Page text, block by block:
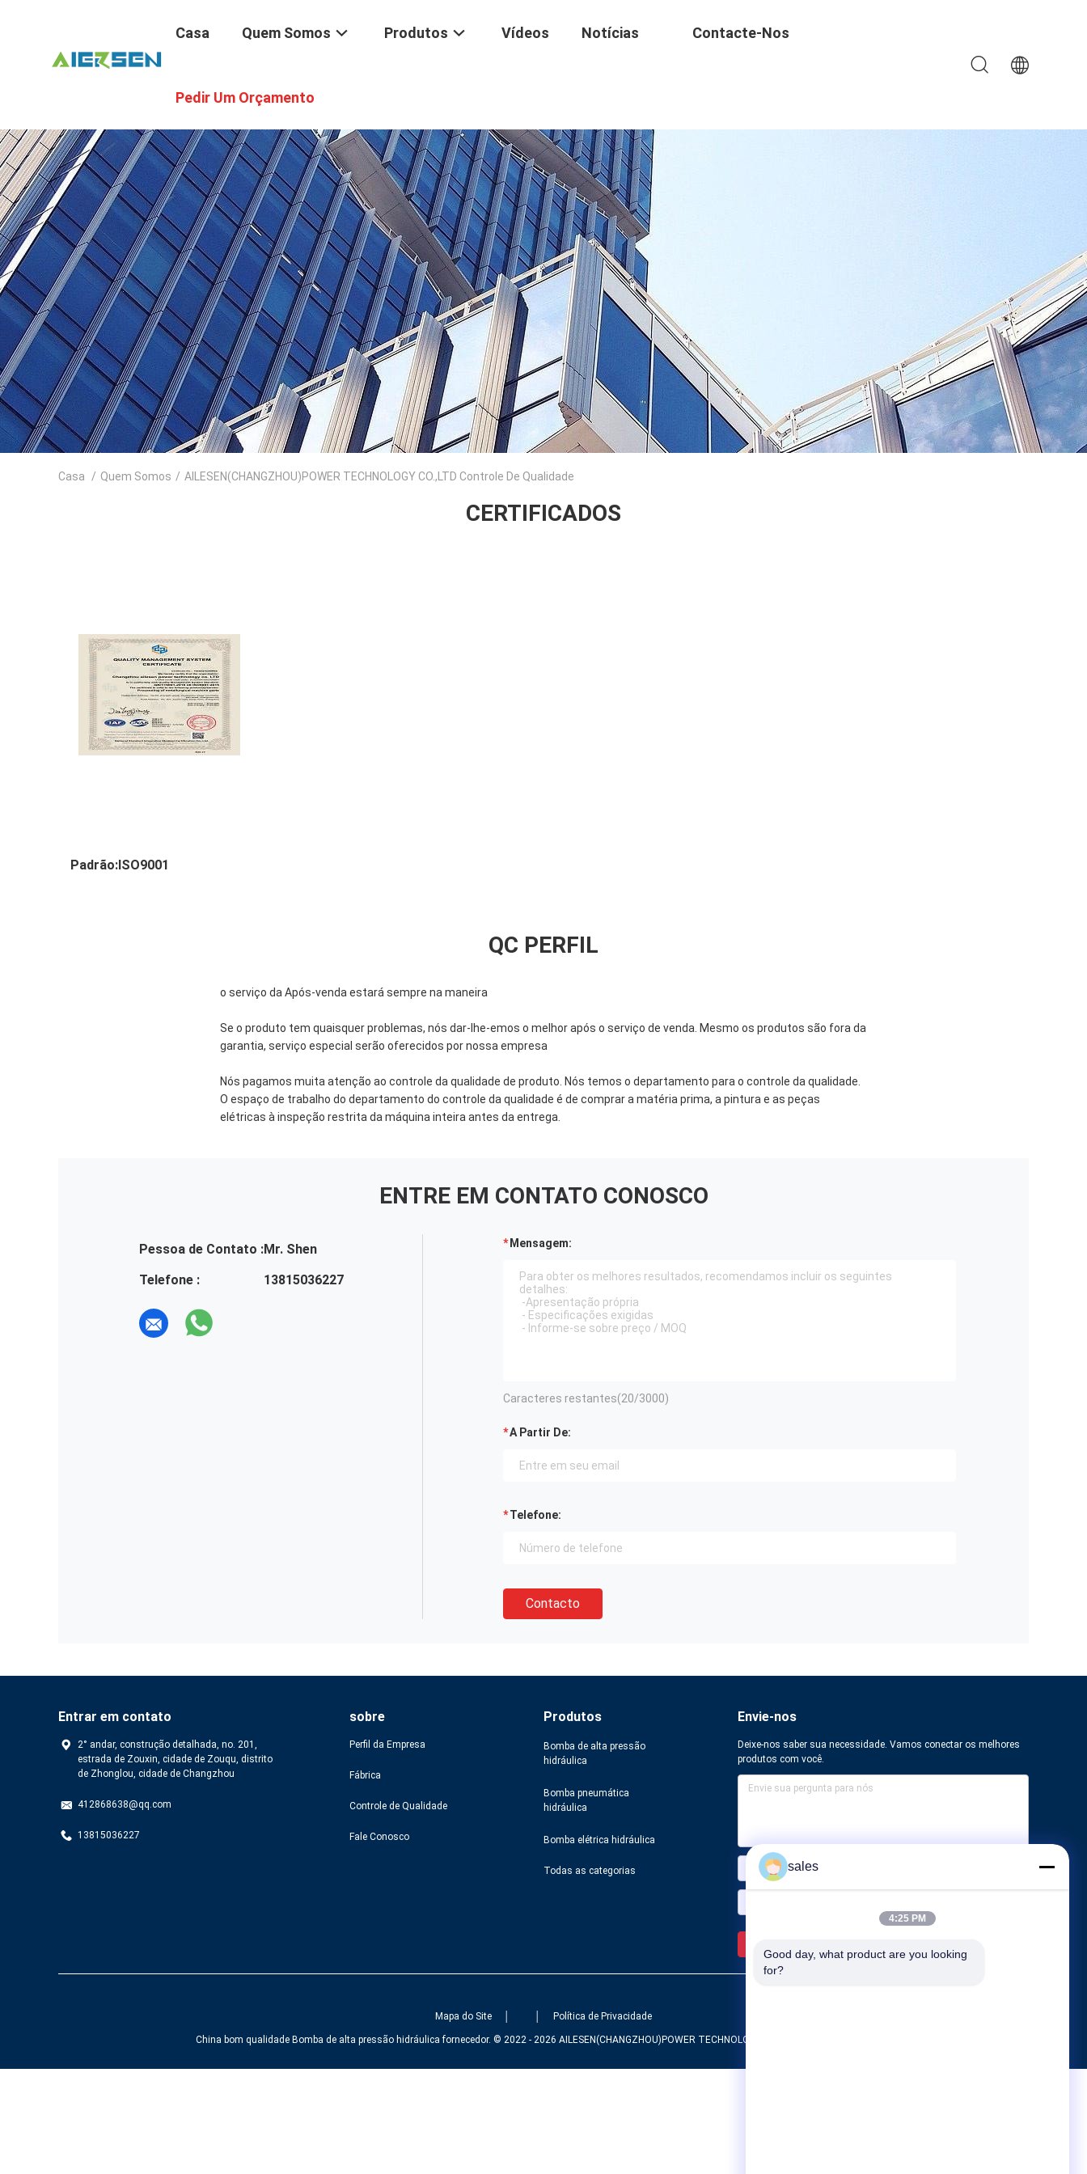
Casa Quem Somos Produtos Vídeos Notícias Contacte-Nos
Pedir Um Orçamento
Casa / Quem Somos / AILESEN(CHANGZHOU)POWER TECHNOLOGY CO.,LTD Controle De Qualidade
CERTIFICADOS
Padrão:ISO9001
QC PERFIL
o serviço da Após-venda estará sempre na maneira
Se o produto tem quaisquer problemas, nós dar-lhe-emos o melhor após o serviço de venda. Mesmo os produtos são fora da
garantia, serviço especial serão oferecidos por nossa empresa
Nós pagamos muita atenção ao controle da qualidade de produto. Nós temos o departamento para o controle da qualidade.
O espaço de trabalho do departamento do controle da qualidade é de comprar a matéria prima, a pintura e as peças
elétricas à inspeção restrita da máquina inteira antes da entrega.
ENTRE EM CONTATO CONOSCO
Pessoa de Contato :Mr. Shen
Telefone :
13815036227
Mensagem:
Caracteres restantes(20/3000)
A Partir De:
Telefone:
Contacto
Entrar em contato
2° andar, construção detalhada, no. 201,
estrada de Zouxin, cidade de Zouqu, distrito
de Zhonglou, cidade de Changzhou
412868638@qq.com
13815036227
sobre
Perfil da Empresa
Fábrica
Controle de Qualidade
Fale Conosco
Produtos
Bomba de alta pressão
hidráulica
Bomba pneumática
hidráulica
Bomba elétrica hidráulica
Todas as categorias
Envie-nos
Deixe-nos saber sua necessidade. Vamos conectar os melhores
produtos com você.
Mapa do Site Política de Privacidade
China bom qualidade Bomba de alta pressão hidráulica fornecedor. © 2022 - 2026 AILESEN(CHANGZHOU)POWER TECHNOLOGY CO.,LTD. All Rights Reserved.
sales
4:25 PM
Good day, what product are you looking
for?